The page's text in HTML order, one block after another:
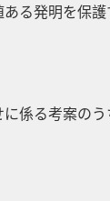
る発明を保
係る考案の